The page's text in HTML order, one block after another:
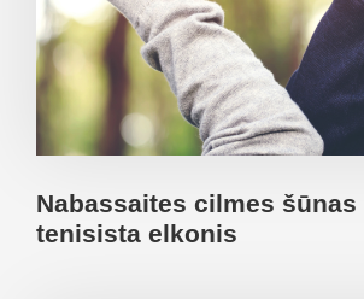
Nabassaites cilmes šūnas
tenisista elkonis